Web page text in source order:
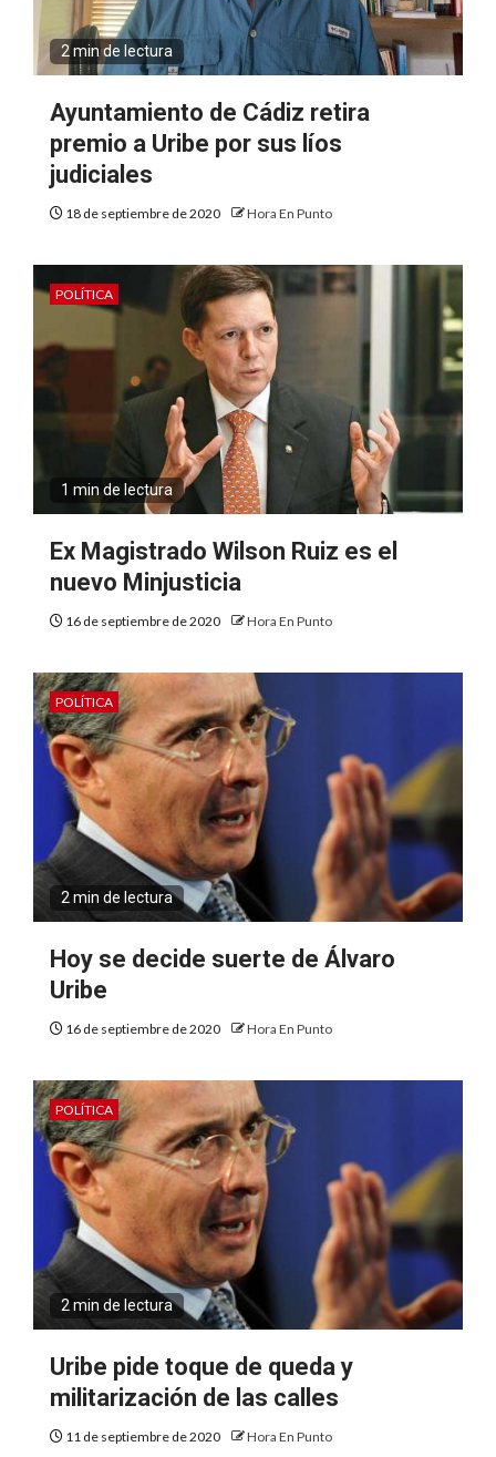
2 min de lectura
Ayuntamiento de Cádiz retira
premio a Uribe por sus líos
judiciales
18 de septiembre de 2020 Hora En Punto
POLÍTICA
1 min de lectura
Ex Magistrado Wilson Ruiz es el
nuevo Minjusticia
16 de septiembre de 2020 Hora En Punto
POLÍTICA
2 min de lectura
Hoy se decide suerte de Álvaro
Uribe
16 de septiembre de 2020 Hora En Punto
POLÍTICA
2 min de lectura
Uribe pide toque de queda y
militarización de las calles
11 de septiembre de 2020 Hora En Punto